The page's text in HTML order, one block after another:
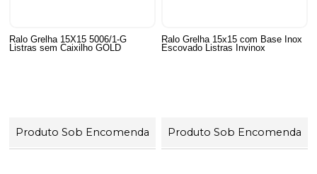
Ralo Grelha 15X15 5006/1-G
Listras sem Caixilho GOLD
Produto Sob Encomenda
Ralo Grelha 15x15 com Base Inox
Escovado Listras Invinox
Produto Sob Encomenda